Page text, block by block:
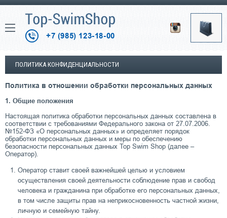
+7 (985) 123-18-00
ПОЛИТИКА КОНФИДЕНЦИАЛЬНОСТИ
Политика в отношении обработки персональных данных
1. Общие положения
Настоящая политика обработки персональных данных составлена в
соответствии с требованиями Федерального закона от 27.07.2006.
№152-ФЗ «О персональных данных» и определяет порядок
обработки персональных данных и меры по обеспечению
безопасности персональных данных Top Swim Shop (далее –
Оператор).
Оператор ставит своей важнейшей целью и условием
осуществления своей деятельности соблюдение прав и свобод
человека и гражданина при обработке его персональных данных,
в том числе защиты прав на неприкосновенность частной жизни,
личную и семейную тайну.